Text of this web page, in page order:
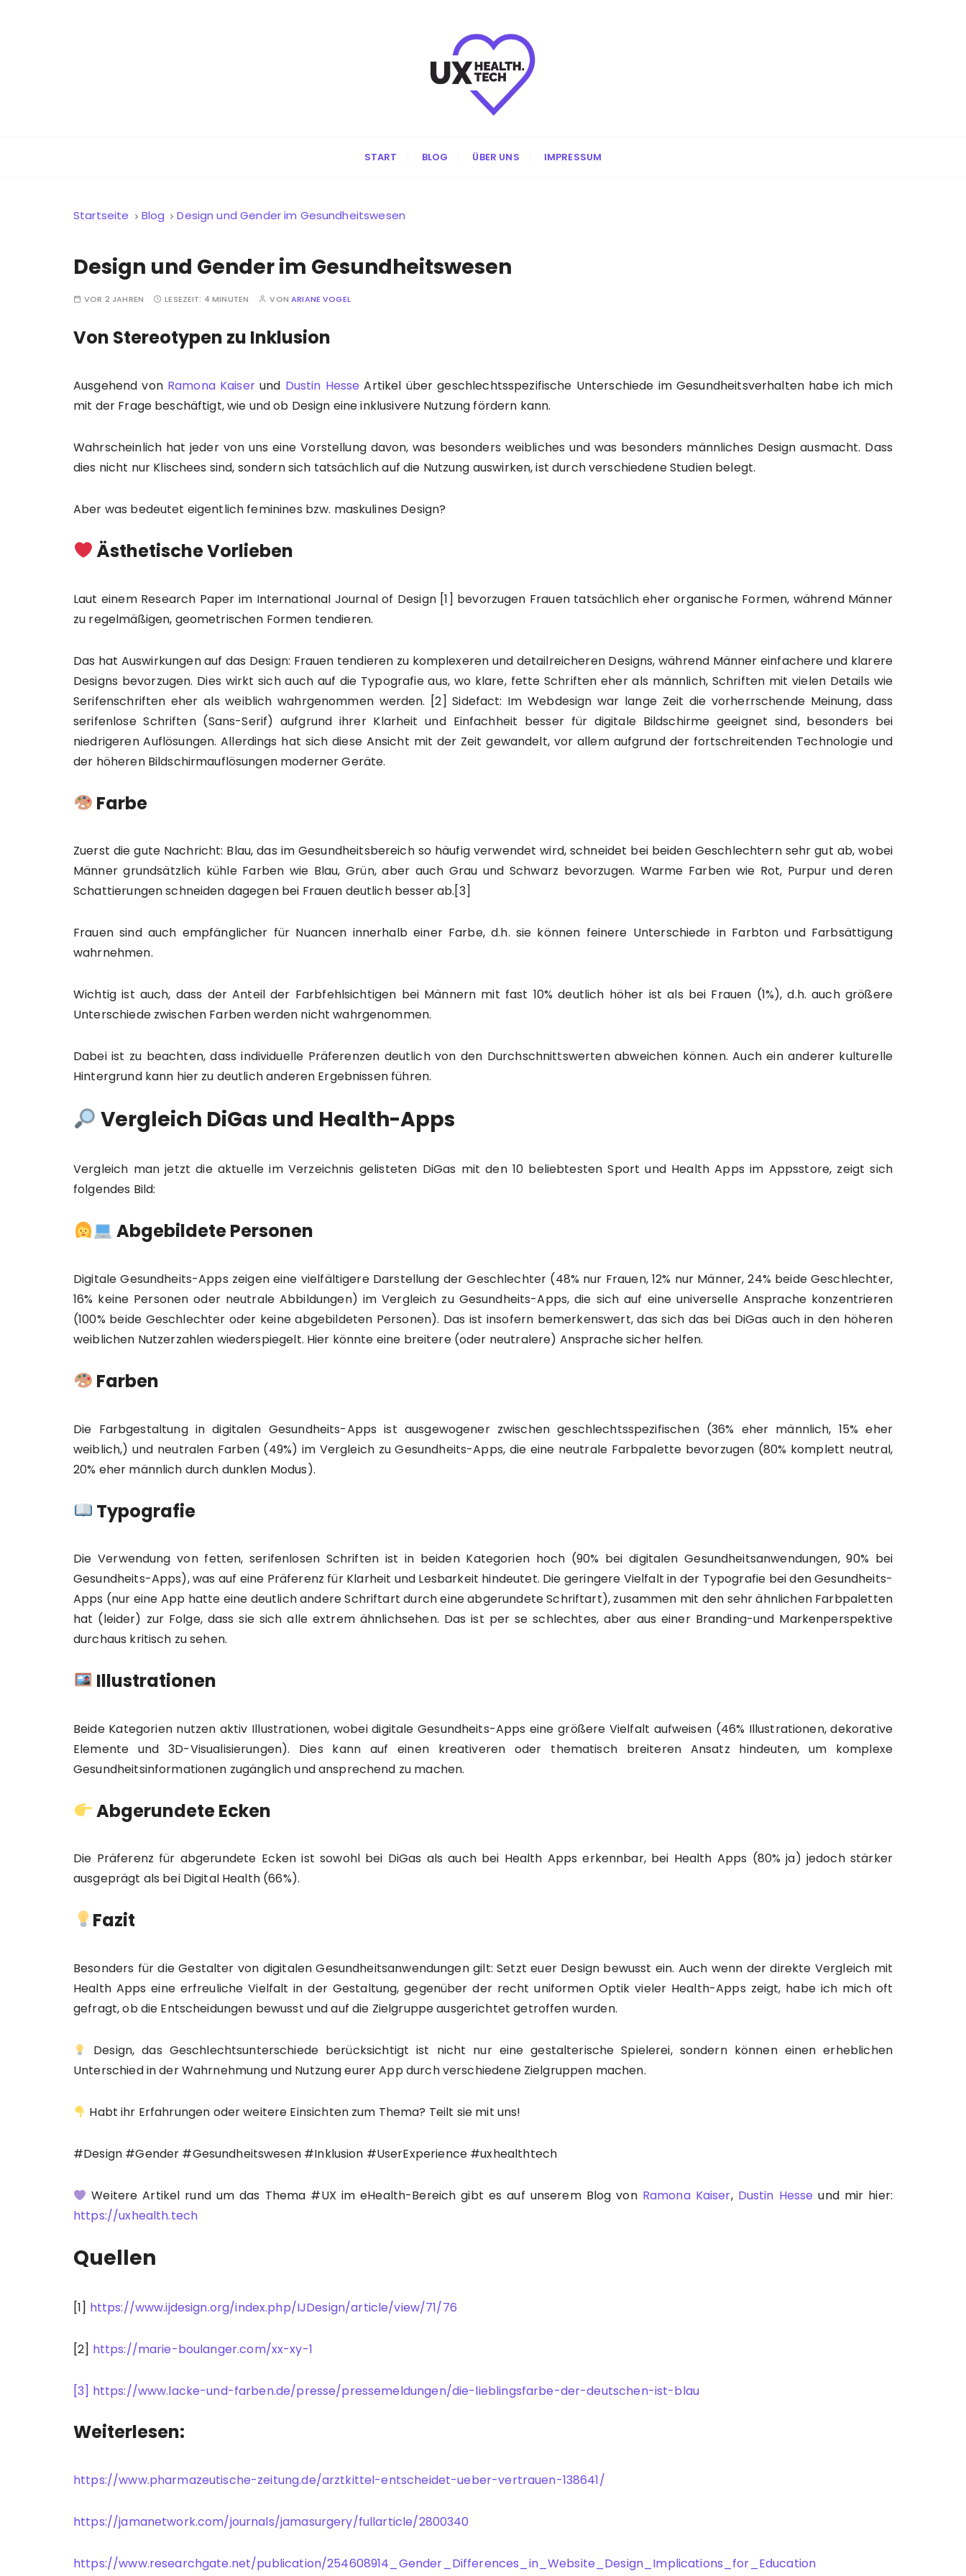
START BLOG ÜBER UNS IMPRESSUM
Startseite Blog Design und Gender im Gesundheitswesen
Design und Gender im Gesundheitswesen
VOR 2 JAHREN LESEZEIT: 4 MINUTEN VONARIANE VOGEL
Von Stereotypen zu Inklusion
Ausgehend von Ramona Kaiserund Dustin Hesse Artikel über geschlechtsspezifische Unterschiede im Gesundheitsverhalten habe ich mich
mit der Frage beschäftigt, wie und ob Design eine inklusivere Nutzung fördern kann.
Wahrscheinlich hat jeder von uns eine Vorstellung davon, was besonders weibliches und was besonders männliches Design ausmacht. Dass
dies nicht nur Klischees sind, sondern sich tatsächlich auf die Nutzung auswirken, ist durch verschiedene Studien belegt.
Aber was bedeutet eigentlich feminines bzw. maskulines Design?
Ästhetische Vorlieben
Laut einem Research Paper im International Journal of Design [1] bevorzugen Frauen tatsächlich eher organische Formen, während Männer
zu regelmäßigen, geometrischen Formen tendieren.
Das hat Auswirkungen auf das Design: Frauen tendieren zu komplexeren und detailreicheren Designs, während Männer einfachere und klarere
Designs bevorzugen. Dies wirkt sich auch auf die Typografie aus, wo klare, fette Schriften eher als männlich, Schriften mit vielen Details wie
Serifenschriften eher als weiblich wahrgenommen werden. [2] Sidefact: Im Webdesign war lange Zeit die vorherrschende Meinung, dass
serifenlose Schriften (Sans-Serif) aufgrund ihrer Klarheit und Einfachheit besser für digitale Bildschirme geeignet sind, besonders bei
niedrigeren Auflösungen. Allerdings hat sich diese Ansicht mit der Zeit gewandelt, vor allem aufgrund der fortschreitenden Technologie und
der höheren Bildschirmauflösungen moderner Geräte.
Farbe
Zuerst die gute Nachricht: Blau, das im Gesundheitsbereich so häufig verwendet wird, schneidet bei beiden Geschlechtern sehr gut ab, wobei
Männer grundsätzlich kühle Farben wie Blau, Grün, aber auch Grau und Schwarz bevorzugen. Warme Farben wie Rot, Purpur und deren
Schattierungen schneiden dagegen bei Frauen deutlich besser ab.[3]
Frauen sind auch empfänglicher für Nuancen innerhalb einer Farbe, d.h. sie können feinere Unterschiede in Farbton und Farbsättigung
wahrnehmen.
Wichtig ist auch, dass der Anteil der Farbfehlsichtigen bei Männern mit fast 10% deutlich höher ist als bei Frauen (1%), d.h. auch größere
Unterschiede zwischen Farben werden nicht wahrgenommen.
Dabei ist zu beachten, dass individuelle Präferenzen deutlich von den Durchschnittswerten abweichen können. Auch ein anderer kulturelle
Hintergrund kann hier zu deutlich anderen Ergebnissen führen.
Vergleich DiGas und Health-Apps
Vergleich man jetzt die aktuelle im Verzeichnis gelisteten DiGas mit den 10 beliebtesten Sport und Health Apps im Appsstore, zeigt sich
folgendes Bild:
Abgebildete Personen
Digitale Gesundheits-Apps zeigen eine vielfältigere Darstellung der Geschlechter (48% nur Frauen, 12% nur Männer, 24% beide Geschlechter,
16% keine Personen oder neutrale Abbildungen) im Vergleich zu Gesundheits-Apps, die sich auf eine universelle Ansprache konzentrieren
(100% beide Geschlechter oder keine abgebildeten Personen). Das ist insofern bemerkenswert, das sich das bei DiGas auch in den höheren
weiblichen Nutzerzahlen wiederspiegelt. Hier könnte eine breitere (oder neutralere) Ansprache sicher helfen.
Farben
Die Farbgestaltung in digitalen Gesundheits-Apps ist ausgewogener zwischen geschlechtsspezifischen (36% eher männlich, 15% eher
weiblich,) und neutralen Farben (49%) im Vergleich zu Gesundheits-Apps, die eine neutrale Farbpalette bevorzugen (80% komplett neutral,
20% eher männlich durch dunklen Modus).
Typografie
Die Verwendung von fetten, serifenlosen Schriften ist in beiden Kategorien hoch (90% bei digitalen Gesundheitsanwendungen, 90% bei
Gesundheits-Apps), was auf eine Präferenz für Klarheit und Lesbarkeit hindeutet. Die geringere Vielfalt in der Typografie bei den Gesundheits-
Apps (nur eine App hatte eine deutlich andere Schriftart durch eine abgerundete Schriftart), zusammen mit den sehr ähnlichen Farbpaletten
hat (leider) zur Folge, dass sie sich alle extrem ähnlichsehen. Das ist per se schlechtes, aber aus einer Branding-und Markenperspektive
durchaus kritisch zu sehen.
Illustrationen
Beide Kategorien nutzen aktiv Illustrationen, wobei digitale Gesundheits-Apps eine größere Vielfalt aufweisen (46% Illustrationen, dekorative
Elemente und 3D-Visualisierungen). Dies kann auf einen kreativeren oder thematisch breiteren Ansatz hindeuten, um komplexe
Gesundheitsinformationen zugänglich und ansprechend zu machen.
Abgerundete Ecken
Die Präferenz für abgerundete Ecken ist sowohl bei DiGas als auch bei Health Apps erkennbar, bei Health Apps (80% ja) jedoch stärker
ausgeprägt als bei Digital Health (66%).
Fazit
Besonders für die Gestalter von digitalen Gesundheitsanwendungen gilt: Setzt euer Design bewusst ein. Auch wenn der direkte Vergleich mit
Health Apps eine erfreuliche Vielfalt in der Gestaltung, gegenüber der recht uniformen Optik vieler Health-Apps zeigt, habe ich mich oft
gefragt, ob die Entscheidungen bewusst und auf die Zielgruppe ausgerichtet getroffen wurden.
Design, das Geschlechtsunterschiede berücksichtigt ist nicht nur eine gestalterische Spielerei, sondern können einen erheblichen
Unterschied in der Wahrnehmung und Nutzung eurer App durch verschiedene Zielgruppen machen.
Habt ihr Erfahrungen oder weitere Einsichten zum Thema? Teilt sie mit uns!
#Design #Gender #Gesundheitswesen #Inklusion #UserExperience #uxhealthtech
Weitere Artikel rund um das Thema #UX im eHealth-Bereich gibt es auf unserem Blog von Ramona Kaiser, Dustin Hesse und mir hier:
https://uxhealth.tech
Quellen
[1] https://www.ijdesign.org/index.php/IJDesign/article/view/71/76
[2] https://marie-boulanger.com/xx-xy-1
[3] https://www.lacke-und-farben.de/presse/pressemeldungen/die-lieblingsfarbe-der-deutschen-ist-blau
Weiterlesen:
https://www.pharmazeutische-zeitung.de/arztkittel-entscheidet-ueber-vertrauen-138641/
https://jamanetwork.com/journals/jamasurgery/fullarticle/2800340
https://www.researchgate.net/publication/254608914_Gender_Differences_in_Website_Design_Implications_for_Education